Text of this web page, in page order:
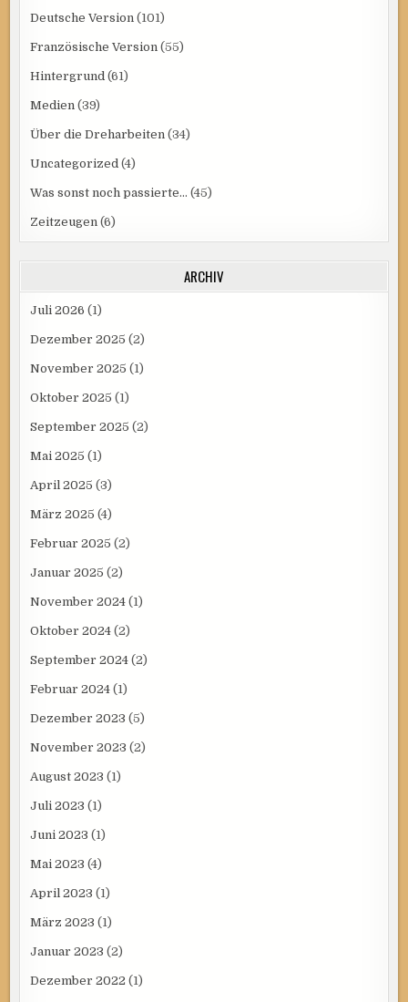
Deutsche Version (101)
Französische Version (55)
Hintergrund (61)
Medien (39)
Über die Dreharbeiten (34)
Uncategorized (4)
Was sonst noch passierte… (45)
Zeitzeugen (6)
ARCHIV
Juli 2026 (1)
Dezember 2025 (2)
November 2025 (1)
Oktober 2025 (1)
September 2025 (2)
Mai 2025 (1)
April 2025 (3)
März 2025 (4)
Februar 2025 (2)
Januar 2025 (2)
November 2024 (1)
Oktober 2024 (2)
September 2024 (2)
Februar 2024 (1)
Dezember 2023 (5)
November 2023 (2)
August 2023 (1)
Juli 2023 (1)
Juni 2023 (1)
Mai 2023 (4)
April 2023 (1)
März 2023 (1)
Januar 2023 (2)
Dezember 2022 (1)